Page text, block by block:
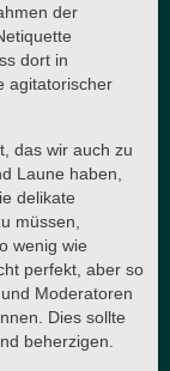
der
dort in
agitatorischer
das wir auch zu
Laune haben,
delikate
müssen,
wenig wie
perfekt, aber so
Moderatoren
Dies sollte
beherzigen.